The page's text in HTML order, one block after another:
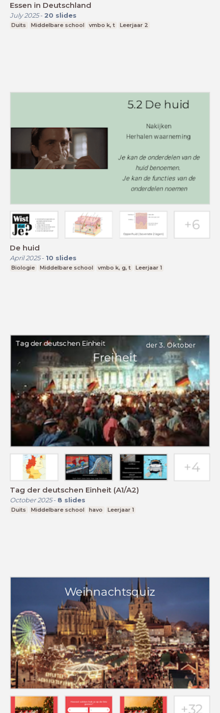
Essen in Deutschland
July 2025- 20 slides
Duits Middelbare school vmbo k, t Leerjaar 2
De huid
April 2025- 10 slides
Biologie Middelbare school vmbo k, g, t Leerjaar 1
Tag der deutschen Einheit (A1/A2)
October 2025- 8 slides
Duits Middelbare school havo Leerjaar 1